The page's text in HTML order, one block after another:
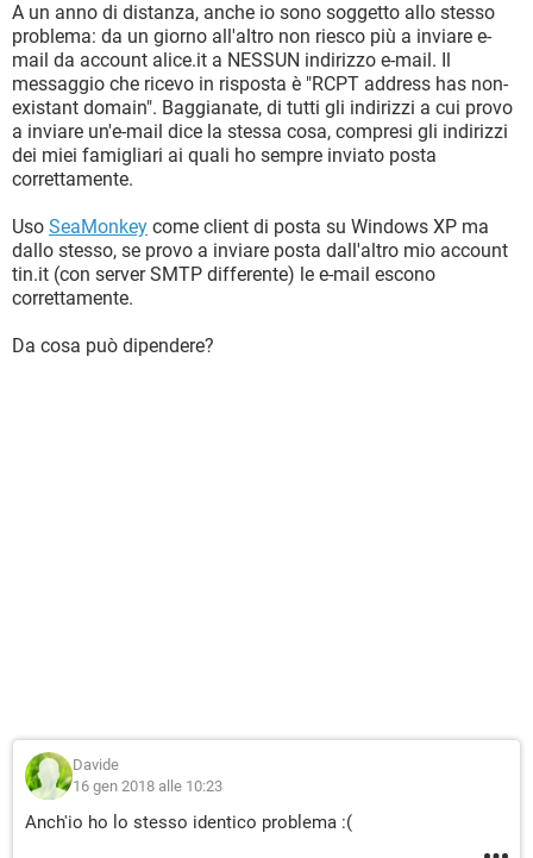
A un anno di distanza, anche io sono soggetto allo stesso
problema: da un giorno all'altro non riesco più a inviare e-
mail da account alice.it a NESSUN indirizzo e-mail. Il
messaggio che ricevo in risposta è "RCPT address has non-
existant domain". Baggianate, di tutti gli indirizzi a cui provo
a inviare un'e-mail dice la stessa cosa, compresi gli indirizzi
dei miei famigliari ai quali ho sempre inviato posta
correttamente.
Uso SeaMonkey come client di posta su Windows XP ma
dallo stesso, se provo a inviare posta dall'altro mio account
tin.it (con server SMTP differente) le e-mail escono
correttamente.
Da cosa può dipendere?
Davide
16 gen 2018 alle 10:23
Anch'io ho lo stesso identico problema :(